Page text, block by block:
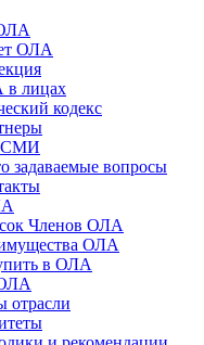
ОЛА
лицах
кодекс
СМИ
задаваемые вопросы
Членов ОЛА
ОЛА
в ОЛА
отрасли